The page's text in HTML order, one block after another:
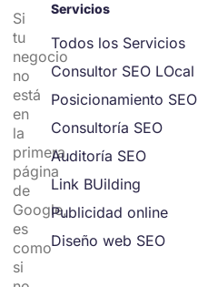
Si
tu
negocio
no
está
en
la
primera
página
de
Google,
es
como
si
Servicios
Todos los Servicios
Consultor SEO LOcal
Posicionamiento SEO
Consultoría SEO
Auditoría SEO
Link BUilding
Publicidad online
Diseño web SEO